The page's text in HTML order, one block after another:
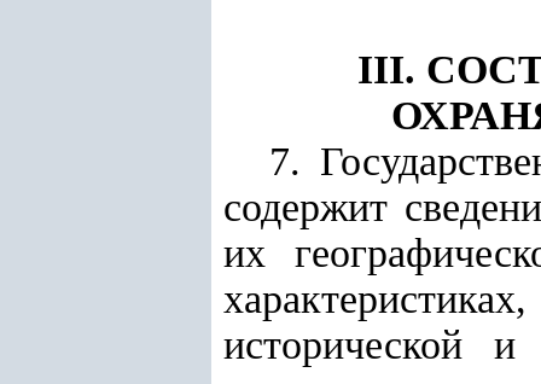
III.
7.
содержит
их
исторической и